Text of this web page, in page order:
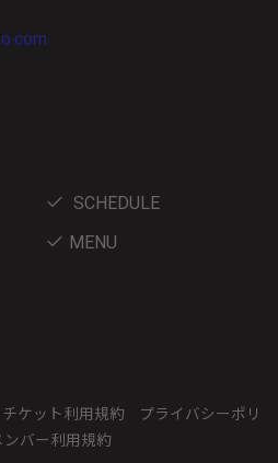
SCHEDULE
MENU
チケット利用規約
プライバシーポリ
ンバー利用規約